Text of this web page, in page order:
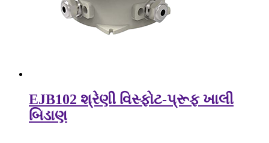
EJB102 શ્રેણી વિસ્ફોટ-પ્રૂફ ખાલી
બિડાણ